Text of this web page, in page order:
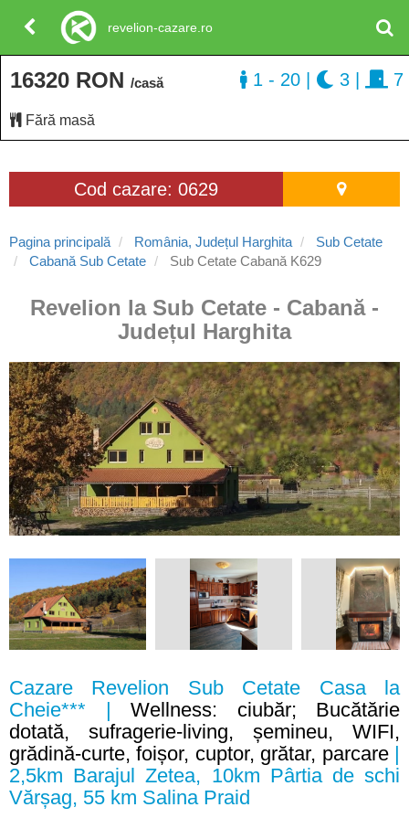
Cod cazare: 0629
Pagina principală România, Județul Harghita
Sub Cetate
Cabană Sub Cetate
Sub Cetate Cabană K629
Revelion la Sub Cetate - Cabană -
Județul Harghita
Cazare Revelion Sub Cetate Casa la
Cheie*** | Wellness: ciubăr; Bucătărie
dotată, sufragerie-living, șemineu, WIFI,
grădină-curte, foișor, cuptor, grătar, parcare|
2,5km Barajul Zetea, 10km Pârtia de schi
Vărșag, 55 km Salina Praid
16320 RON /casă
Fără masă
1 - 20 3 7
revelion-cazare.ro